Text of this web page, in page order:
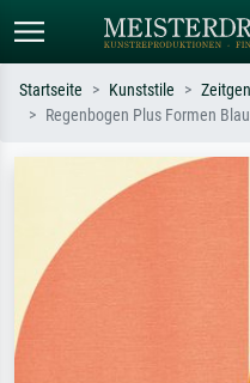
Suchen Sie nach Künstlern, Werktiteln
oder Stilen – z.B. Monet,
Sternennacht, Impressionismus, Welle
Startseite Kunststile
Regenbogen Plus Formen